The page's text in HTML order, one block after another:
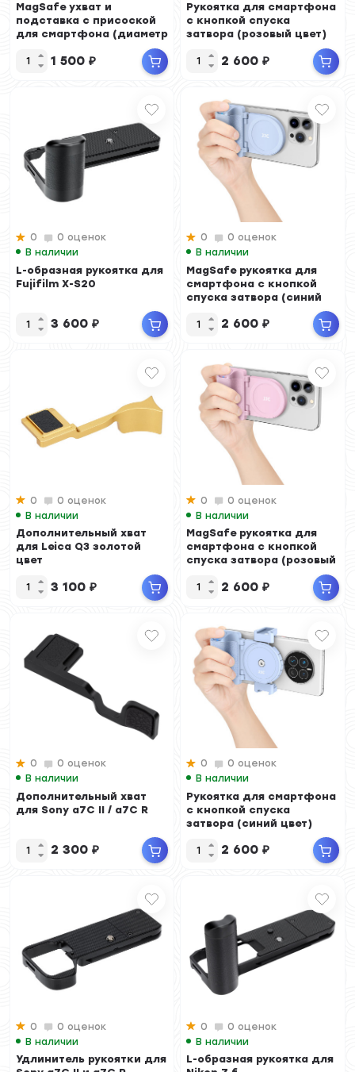
MagSafe ухват и
подставка с присоской
для смартфона (диаметр
1 500 ₽
Рукоятка для смартфона
с кнопкой спуска
затвора (розовый цвет)
2 600 ₽
0
0 оценок
В наличии
L-образная рукоятка для
Fujifilm X-S20
3 600 ₽
0
0 оценок
В наличии
MagSafe рукоятка для
смартфона с кнопкой
спуска затвора (синий
2 600 ₽
0
0 оценок
В наличии
Дополнительный хват
для Leica Q3 золотой
цвет
3 100 ₽
0
0 оценок
В наличии
MagSafe рукоятка для
смартфона с кнопкой
спуска затвора (розовый
2 600 ₽
0
0 оценок
В наличии
Дополнительный хват
для Sony a7C II / a7C R
2 300 ₽
0
0 оценок
В наличии
Рукоятка для смартфона
с кнопкой спуска
затвора (синий цвет)
2 600 ₽
0
0 оценок
В наличии
Удлинитель рукоятки для
0
0 оценок
В наличии
L-образная рукоятка для